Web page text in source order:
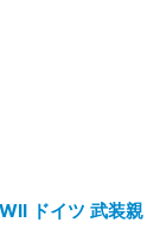
ドイツ 武装親